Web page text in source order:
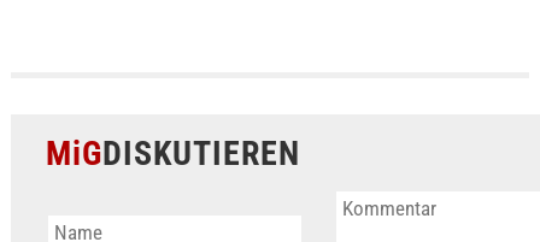
MiGDISKUTIEREN